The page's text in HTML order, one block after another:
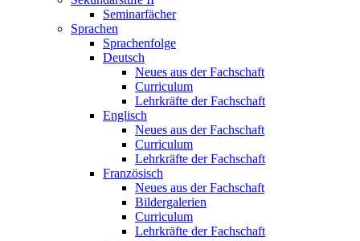
Seminarfächer
Sprachen
Sprachenfolge
Deutsch
Neues aus der Fachschaft
Curriculum
Lehrkräfte der Fachschaft
Englisch
Neues aus der Fachschaft
Curriculum
Lehrkräfte der Fachschaft
Französisch
Neues aus der Fachschaft
Bildergalerien
Curriculum
Lehrkräfte der Fachschaft